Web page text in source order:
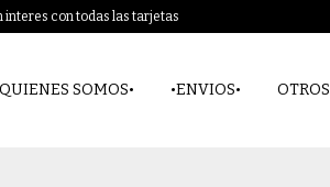
interes con todas las tarjetas
SOMOS• •ENVIOS• OTROS